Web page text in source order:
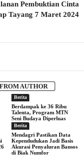
Pembuktian Cinta
Tayang 7 Maret 2024
AUTHOR
Berita
Berdampak ke 36 Ribu
Talenta, Program MTN
Seni Budaya Diperluas
Berita
Mendagri Pastikan Data
Kependudukan Jadi Basis
Akurasi Penyaluran Bansos
di Biak Numfor